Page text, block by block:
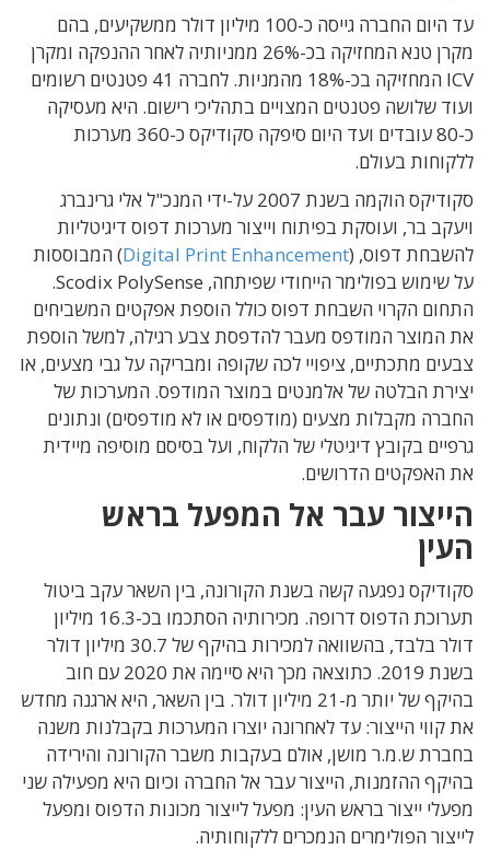
עד היום החברה גייסה כ-100 מיליון דולר ממשקיעים, בהם
מקרן טנא המחזיקה בכ-26% ממניותיה לאחר ההנפקה ומקרן
ICV המחזיקה בכ-18% מהמניות. לחברה 41 פטנטים רשומים
ועוד שלושה פטנטים המצויים בתהליכי רישום. היא מעסיקה
כ-80 עובדים ועד היום סיפקה סקודיקס כ-360 מערכות
ללקוחות בעולם.
סקודיקס הוקמה בשנת 2007 על-ידי המנכ"ל אלי גרינברג
ויעקב בר, ועוסקת בפיתוח וייצור מערכות דפוס דיגיטליות
להשבחת דפוס, (Digital Print Enhancement) המבוססות
על שימוש בפולימר הייחודי שפיתחה, Scodix PolySense.
התחום הקרוי השבחת דפוס כולל הוספת אפקטים המשביחים
את המוצר המודפס מעבר להדפסת צבע רגילה, למשל הוספת
צבעים מתכתיים, ציפויי לכה שקופה ומבריקה על גבי מצעים, או
יצירת הבלטה של אלמנטים במוצר המודפס. המערכות של
החברה מקבלות מצעים (מודפסים או לא מודפסים) ונתונים
גרפיים בקובץ דיגיטלי של הלקוח, ועל בסיסם מוסיפה מיידית
את האפקטים הדרושים.
הייצור עבר אל המפעל בראש
העין
סקודיקס נפגעה קשה בשנת הקורונה, בין השאר עקב ביטול
תערוכת הדפוס דרופה. מכירותיה הסתכמו בכ-16.3 מיליון
דולר בלבד, בהשוואה למכירות בהיקף של 30.7 מיליון דולר
בשנת 2019. כתוצאה מכך היא סיימה את 2020 עם חוב
בהיקף של יותר מ-21 מיליון דולר. בין השאר, היא ארגנה מחדש
את קווי הייצור: עד לאחרונה יוצרו המערכות בקבלנות משנה
בחברת ש.מ.ר מושן, אולם בעקבות משבר הקורונה והירידה
בהיקף ההזמנות, הייצור עבר אל החברה וכיום היא מפעילה שני
מפעלי ייצור בראש העין: מפעל לייצור מכונות הדפוס ומפעל
לייצור הפולימרים הנמכרים ללקוחותיה.